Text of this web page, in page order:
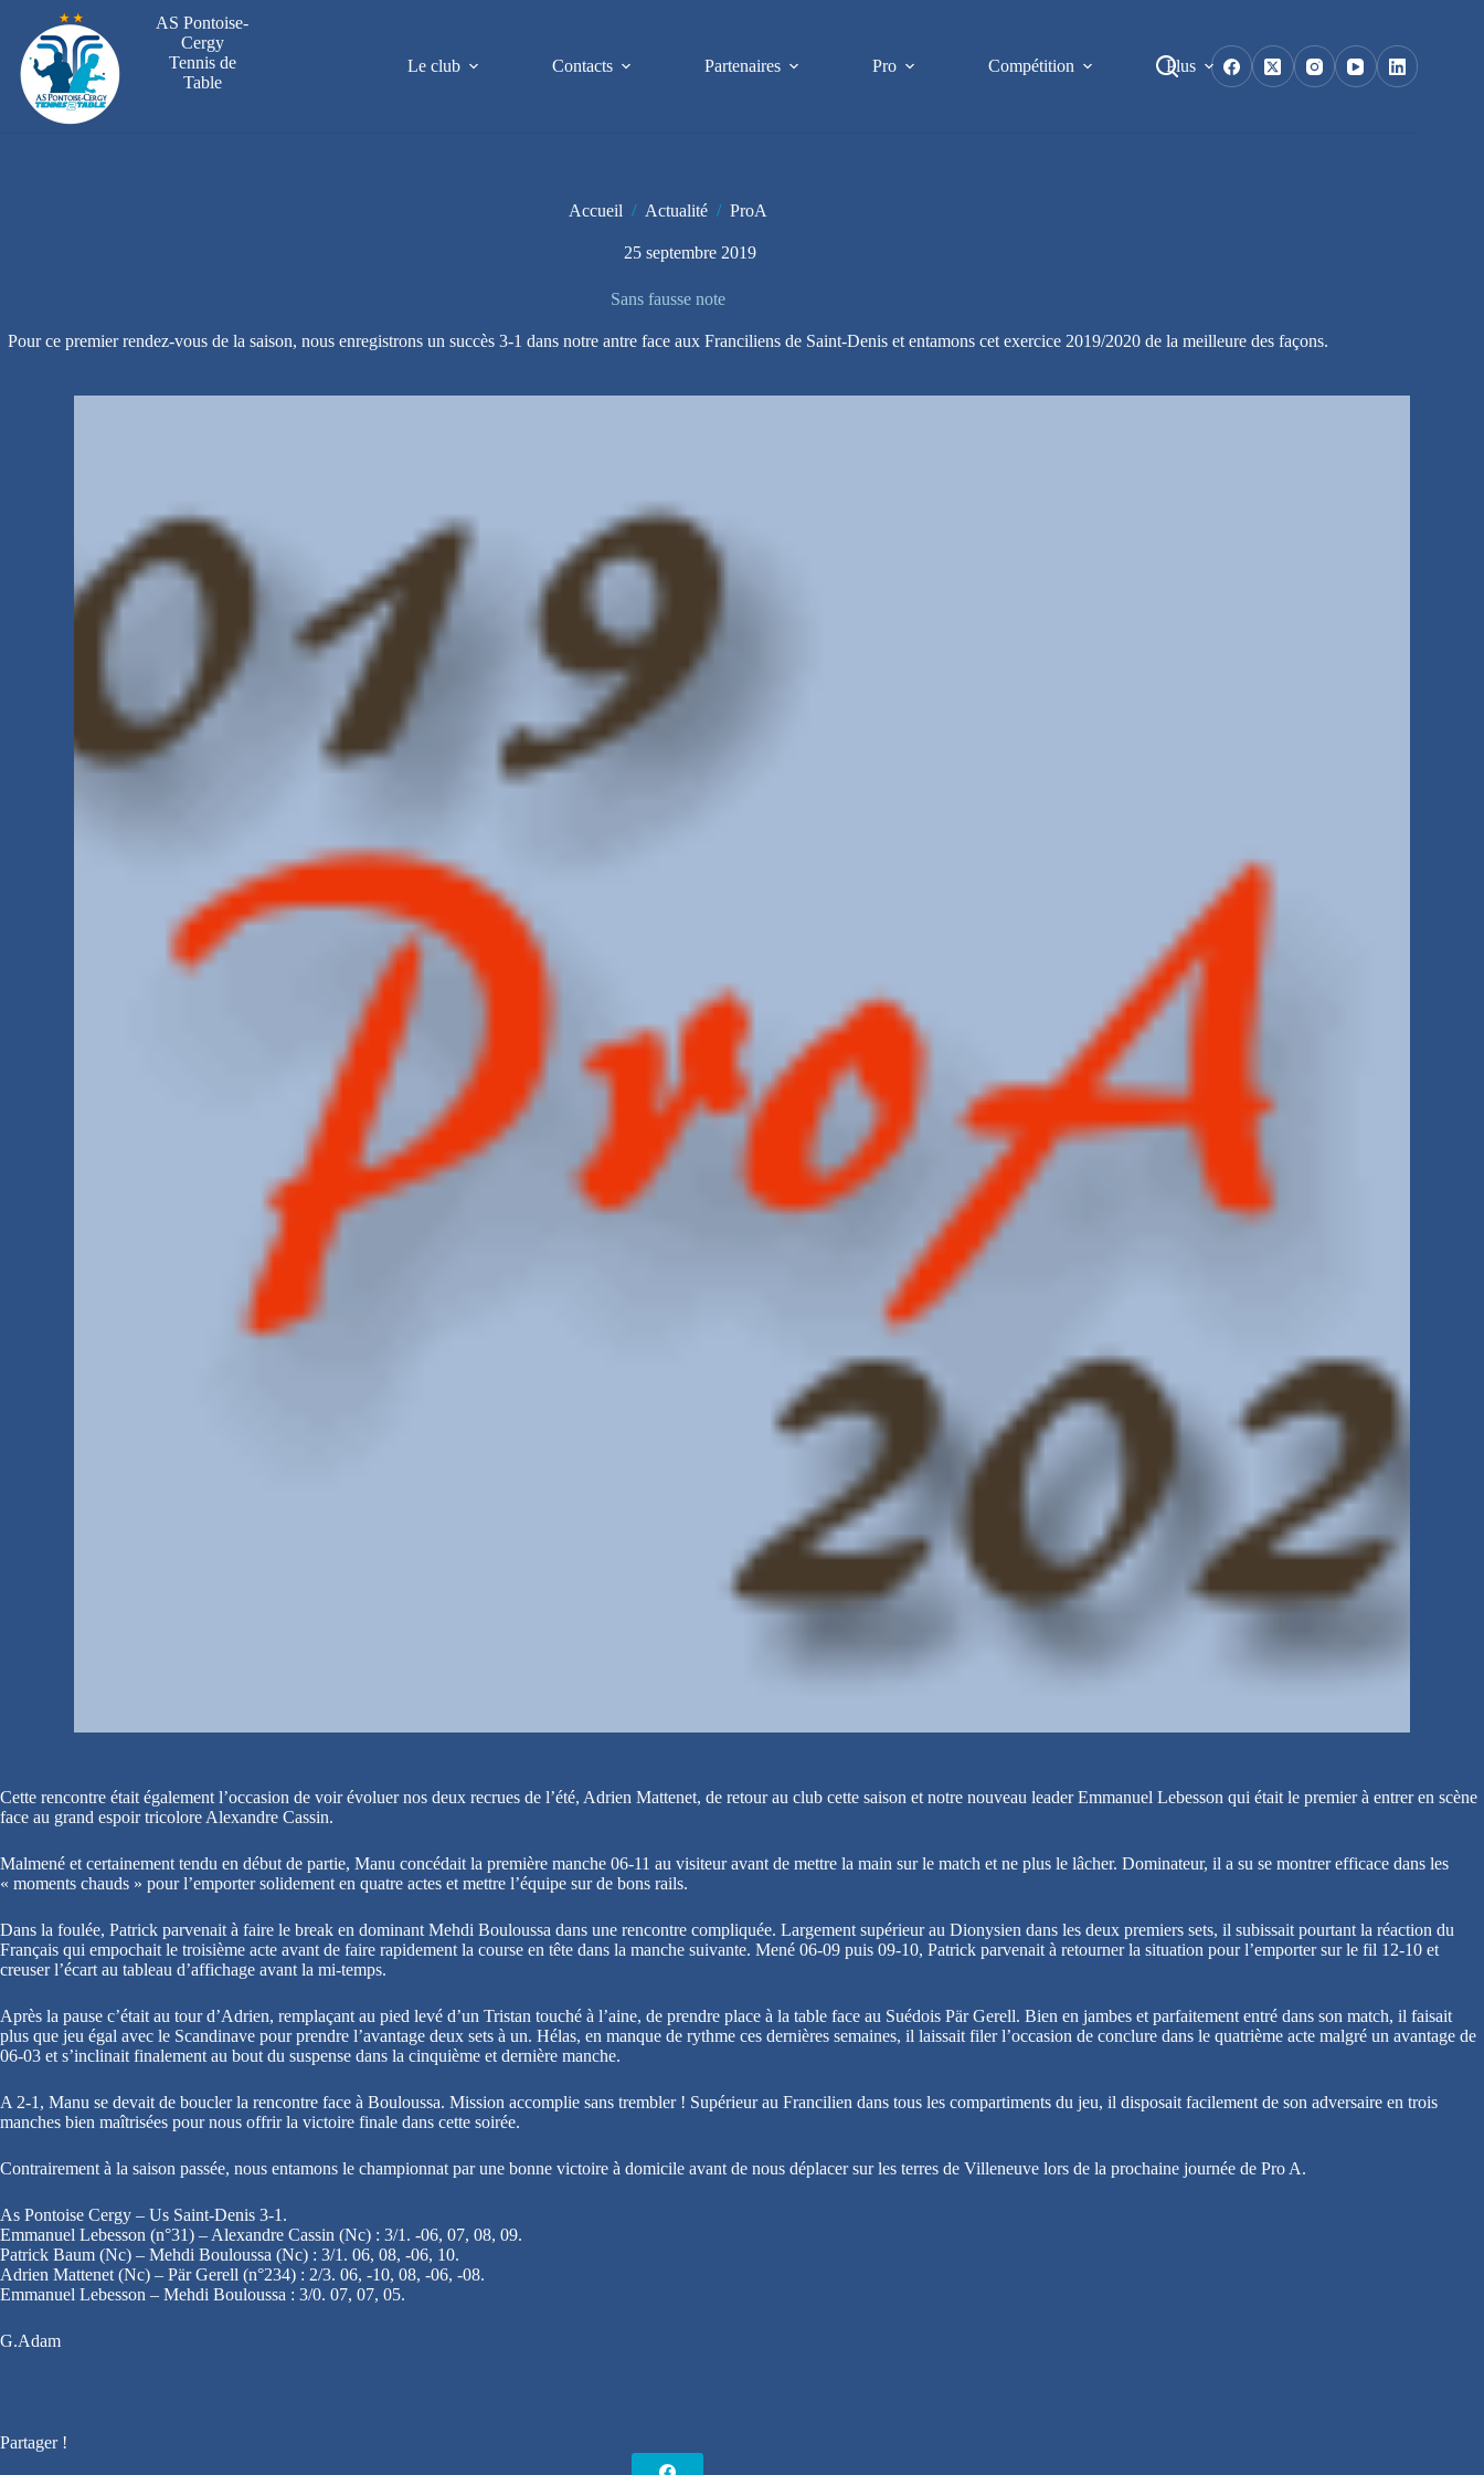
contenu
AS Pontoise-
Cergy
Tennis de
Table
Le club Contacts Partenaires Pro Compétition Plus
Accueil / Actualité / ProA
25 septembre 2019
Sans fausse note
Pour ce premier rendez-vous de la saison, nous enregistrons un succès 3-1 dans notre antre face aux Franciliens de Saint-Denis et entamons cet exercice 2019/2020 de la meilleure des façons.
Cette rencontre était également l’occasion de voir évoluer nos deux recrues de l’été, Adrien Mattenet, de retour au club cette saison et notre nouveau leader Emmanuel Lebesson qui était le premier à entrer en scène
face au grand espoir tricolore Alexandre Cassin.
Malmené et certainement tendu en début de partie, Manu concédait la première manche 06-11 au visiteur avant de mettre la main sur le match et ne plus le lâcher. Dominateur, il a su se montrer efficace dans les
« moments chauds » pour l’emporter solidement en quatre actes et mettre l’équipe sur de bons rails.
Dans la foulée, Patrick parvenait à faire le break en dominant Mehdi Bouloussa dans une rencontre compliquée. Largement supérieur au Dionysien dans les deux premiers sets, il subissait pourtant la réaction du
Français qui empochait le troisième acte avant de faire rapidement la course en tête dans la manche suivante. Mené 06-09 puis 09-10, Patrick parvenait à retourner la situation pour l’emporter sur le fil 12-10 et
creuser l’écart au tableau d’affichage avant la mi-temps.
Après la pause c’était au tour d’Adrien, remplaçant au pied levé d’un Tristan touché à l’aine, de prendre place à la table face au Suédois Pär Gerell. Bien en jambes et parfaitement entré dans son match, il faisait
plus que jeu égal avec le Scandinave pour prendre l’avantage deux sets à un. Hélas, en manque de rythme ces dernières semaines, il laissait filer l’occasion de conclure dans le quatrième acte malgré un avantage de
06-03 et s’inclinait finalement au bout du suspense dans la cinquième et dernière manche.
A 2-1, Manu se devait de boucler la rencontre face à Bouloussa. Mission accomplie sans trembler ! Supérieur au Francilien dans tous les compartiments du jeu, il disposait facilement de son adversaire en trois
manches bien maîtrisées pour nous offrir la victoire finale dans cette soirée.
Contrairement à la saison passée, nous entamons le championnat par une bonne victoire à domicile avant de nous déplacer sur les terres de Villeneuve lors de la prochaine journée de Pro A.
As Pontoise Cergy – Us Saint-Denis 3-1.
Emmanuel Lebesson (n°31) – Alexandre Cassin (Nc) : 3/1. -06, 07, 08, 09.
Patrick Baum (Nc) – Mehdi Bouloussa (Nc) : 3/1. 06, 08, -06, 10.
Adrien Mattenet (Nc) – Pär Gerell (n°234) : 2/3. 06, -10, 08, -06, -08.
Emmanuel Lebesson – Mehdi Bouloussa : 3/0. 07, 07, 05.
G.Adam
Partager !